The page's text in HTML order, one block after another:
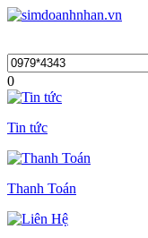
0
Tin tức
Thanh Toán